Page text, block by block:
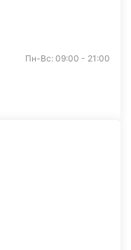
Пн-Вс: 09:00 - 21:00